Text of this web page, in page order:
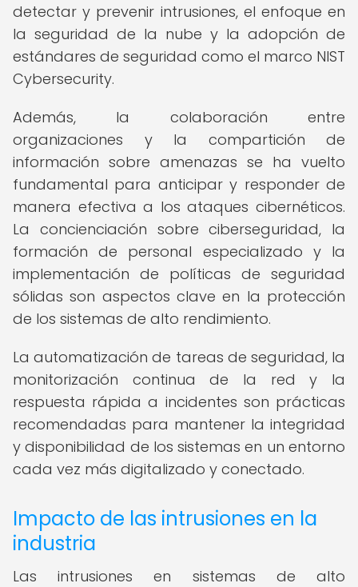
detectar y prevenir intrusiones, el enfoque en
la seguridad de la nube y la adopción de
estándares de seguridad como el marco NIST
Cybersecurity.
Además, la colaboración entre
organizaciones y la compartición de
información sobre amenazas se ha vuelto
fundamental para anticipar y responder de
manera efectiva a los ataques cibernéticos.
La concienciación sobre ciberseguridad, la
formación de personal especializado y la
implementación de políticas de seguridad
sólidas son aspectos clave en la protección
de los sistemas de alto rendimiento.
La automatización de tareas de seguridad, la
monitorización continua de la red y la
respuesta rápida a incidentes son prácticas
recomendadas para mantener la integridad
y disponibilidad de los sistemas en un entorno
cada vez más digitalizado y conectado.
Impacto de las intrusiones en la
industria
Las intrusiones en sistemas de alto